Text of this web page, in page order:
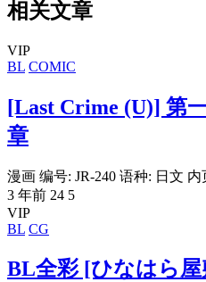
相关文章
VIP
BL COMIC
[Last Crime (U)] 第
章
漫画 编号: JR-240 语种: 日文
3 年前 24 5
VIP
BL CG
BL全彩 [ひなはら